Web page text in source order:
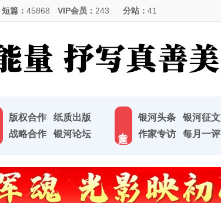
短篇： 45868 VIP会员： 243 分站： 41
版权合作
纸质出版
战略合作
银河论坛
银河头条
银河征文
作家专访
每月一评